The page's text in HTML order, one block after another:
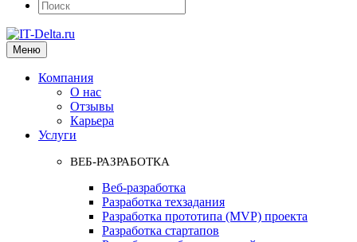
Меню
Компания
О нас
Отзывы
Карьера
Услуги
ВЕБ-РАЗРАБОТКА
Веб-разработка
Разработка техзадания
Разработка прототипа (MVP) проекта
Разработка стартапов